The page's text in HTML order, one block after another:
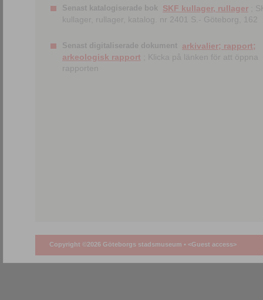
Senast katalogiserade bok SKF kullager, rullager ;
kullager, rullager, katalog. nr 2401 S.- Göteborg, 162
Senast digitaliserade dokument arkivalier; rapport;
arkeologisk rapport ; Klicka på länken för att öppna
rapporten
Copyright ©2026 Göteborgs stadsmuseum • <Guest access>